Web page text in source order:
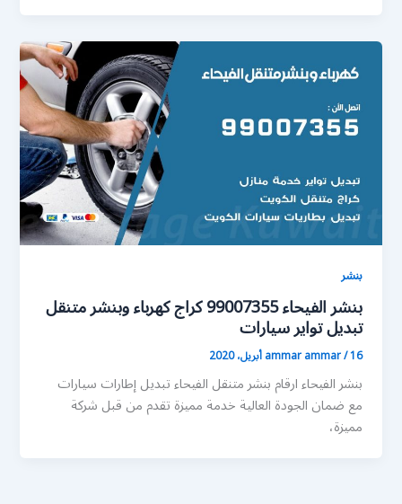
بنشر
بنشر الفيحاء 99007355 كراج كهرباء وبنشر متنقل
تبديل تواير سيارات
ammar ammar/16 أبريل، 2020
بنشر الفيحاء ارقام بنشر متنقل الفيحاء تبديل إطارات سيارات
مع ضمان الجودة العالية خدمة مميزة تقدم من قبل شركة
مميزة،